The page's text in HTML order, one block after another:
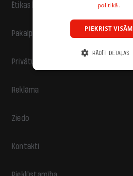
Ētikas kodekss
Pakalpojumu sniegšanas noteikumi
Privātuma politika
Reklāma
Ziedo
Kontakti
politikā.
PIEKRIST VISĀM
RĀDĪT DETAĻAS